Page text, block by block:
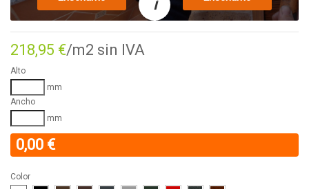
i
218,95 €/m2 sin IVA
Alto
mm
Ancho
mm
0,00 €
Color